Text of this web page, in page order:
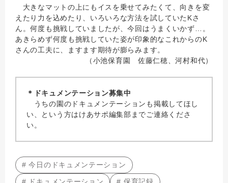
大きなマットの上にもイスを乗せてみたくて、向きを変
えたり力を込めたり、いろいろな方法を試していたKさ
ん。何度も挑戦していましたが、今回はうまくいかず…。
あきらめず何度も挑戦していた姿が印象的なこれからのK
さんの工夫に、ますます期待が膨らみます。
（小池保育園 佐藤仁穂、河村和代）
＊ドキュメンテーション募集中
うちの園のドキュメンテーションも掲載してほし
い、という方はけあサポ編集部までご連絡くださ
い。
# 今日のドキュメンテーション